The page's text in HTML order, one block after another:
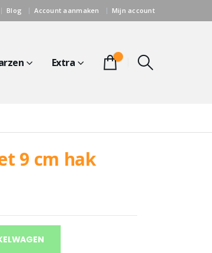
Blog Account aanmaken Mijn account
Extra
9 cm hak